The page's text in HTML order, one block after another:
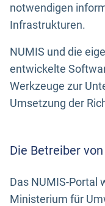
notwendigen
Infrastrukturen.
NUMIS und die
entwickelte
Werkzeuge zur
Umsetzung der
Die Betreiber von
Das NUMIS-Portal
Ministerium für